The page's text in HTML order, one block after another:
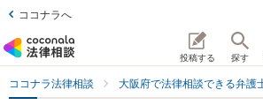
ココナラへ
投稿する 探す
ココナラ法律相談 大阪府で法律相談できる弁護